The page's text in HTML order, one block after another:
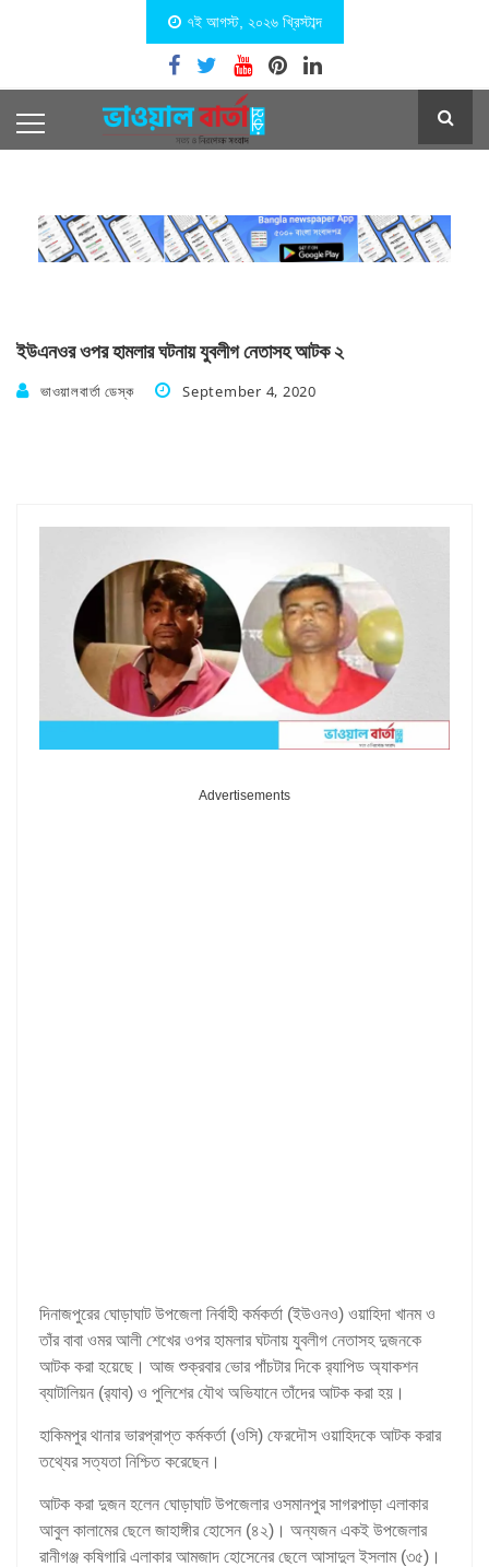
৭ই আগস্ট, ২০২৬ খ্রিস্টাব্দ
ইউএনওর ওপর হামলার ঘটনায় যুবলীগ নেতাসহ আটক ২
ভাওয়ালবার্তা ডেস্ক September 4, 2020
Advertisements
দিনাজপুরের ঘোড়াঘাট উপজেলা নির্বাহী কর্মকর্তা (ইউওনও) ওয়াহিদা খানম ও
তাঁর বাবা ওমর আলী শেখের ওপর হামলার ঘটনায় যুবলীগ নেতাসহ দুজনকে
আটক করা হয়েছে। আজ শুক্রবার ভোর পাঁচটার দিকে র‍্যাপিড অ্যাকশন
ব্যাটালিয়ন (র‍্যাব) ও পুলিশের যৌথ অভিযানে তাঁদের আটক করা হয়।
হাকিমপুর থানার ভারপ্রাপ্ত কর্মকর্তা (ওসি) ফেরদৌস ওয়াহিদকে আটক করার
তথ্যের সত্যতা নিশ্চিত করেছেন।
আটক করা দুজন হলেন ঘোড়াঘাট উপজেলার ওসমানপুর সাগরপাড়া এলাকার
আবুল কালামের ছেলে জাহাঙ্গীর হোসেন (৪২)। অন্যজন একই উপজেলার
রানীগঞ্জ কষিগারি এলাকার আমজাদ হোসেনের ছেলে আসাদুল ইসলাম (৩৫)।